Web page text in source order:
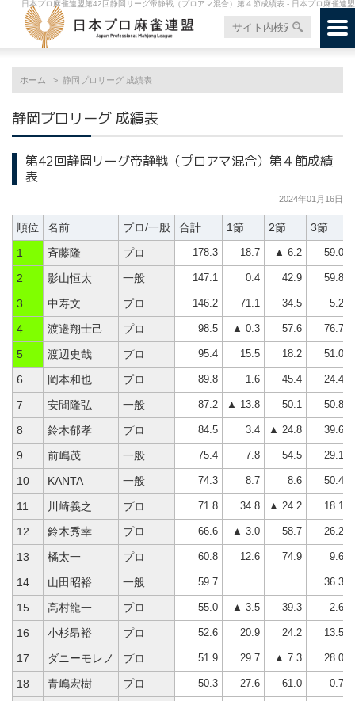
日本プロ麻雀連盟第42回静岡リーグ帝静戦（プロアマ混合）第４節成績表 - 日本プロ麻雀連盟
ホーム 静岡プロリーグ 成績表
静岡プロリーグ 成績表
第42回静岡リーグ帝静戦（プロアマ混合）第４節成績
表
2024年01月16日
順位 名前 プロ/一般 合計 1節 2節 3節
1 斉藤隆 プロ 178.3 18.7 ▲ 6.2 59.0
2 影山恒太 一般 147.1 0.4 42.9 59.8
3 中寿文 プロ 146.2 71.1 34.5 5.2
4 渡邉翔士己 プロ 98.5 ▲ 0.3 57.6 76.7
5 渡辺史哉 プロ 95.4 15.5 18.2 51.0
6 岡本和也 プロ 89.8 1.6 45.4 24.4
7 安間隆弘 一般 87.2 ▲ 13.8 50.1 50.8
8 鈴木郁孝 プロ 84.5 3.4 ▲ 24.8 39.6
9 前嶋茂 一般 75.4 7.8 54.5 29.1
10 KANTA 一般 74.3 8.7 8.6 50.4
11 川崎義之 プロ 71.8 34.8 ▲ 24.2 18.1
12 鈴木秀幸 プロ 66.6 ▲ 3.0 58.7 26.2
13 橘太一 プロ 60.8 12.6 74.9 9.6
14 山田昭裕 一般 59.7 36.3
15 高村龍一 プロ 55.0 ▲ 3.5 39.3 2.6
16 小杉昂裕 プロ 52.6 20.9 24.2 13.5
17 ダニーモレノ プロ 51.9 29.7 ▲ 7.3 28.0
18 青嶋宏樹 プロ 50.3 27.6 61.0 0.7